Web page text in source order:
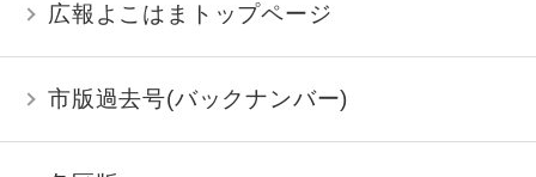
広報よこはまトップページ
市版過去号(バックナンバー)